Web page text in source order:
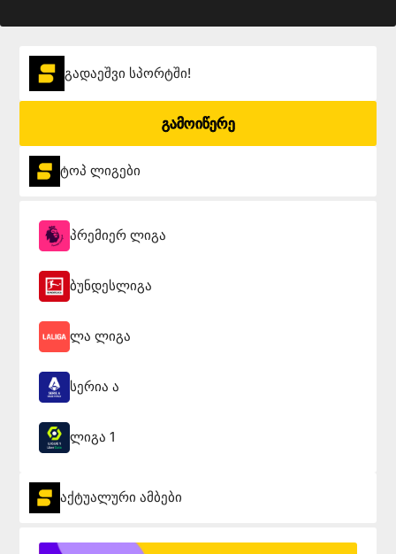
გადაეშვი სპორტში!
გამოიწერე
ტოპ ლიგები
პრემიერ ლიგა
ბუნდესლიგა
ლა ლიგა
სერია ა
ლიგა 1
აქტუალური ამბები